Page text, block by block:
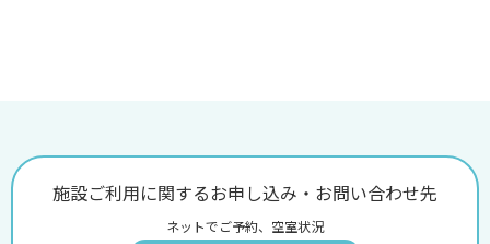
施設ご利用に関するお申し込み・お問い合わせ先
ネットでご予約、空室状況